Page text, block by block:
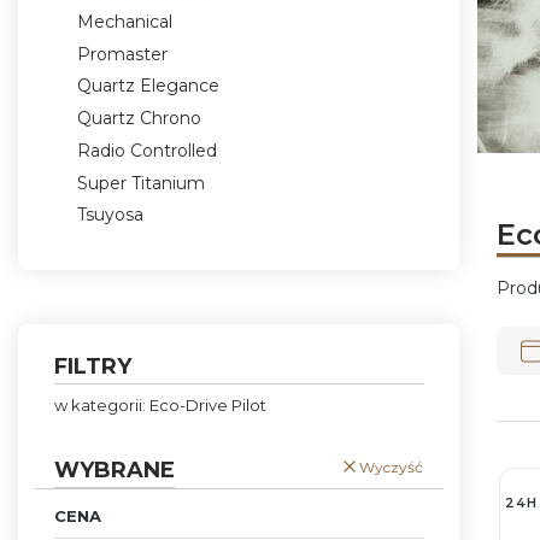
Mechanical
Promaster
Quartz Elegance
Quartz Chrono
Radio Controlled
Super Titanium
Tsuyosa
FILTRY
w kategorii: Eco-Drive Pilot
WYBRANE Wyczyść
CENA
24H